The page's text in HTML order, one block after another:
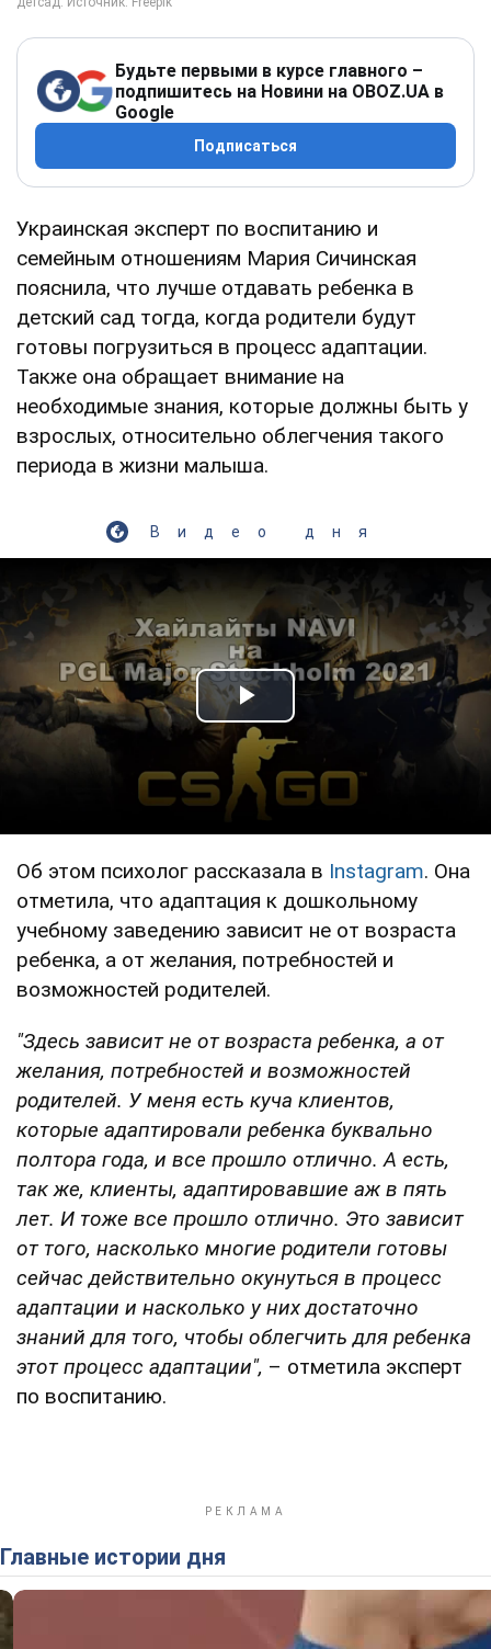
Будьте первыми в курсе главного –
подпишитесь на Новини на OBOZ.UA в
Google
Подписаться
Украинская эксперт по воспитанию и
семейным отношениям Мария Сичинская
пояснила, что лучше отдавать ребенка в
детский сад тогда, когда родители будут
готовы погрузиться в процесс адаптации.
Также она обращает внимание на
необходимые знания, которые должны быть у
взрослых, относительно облегчения такого
периода в жизни малыша.
Видео дня
Play Video
Об этом психолог рассказала в Instagram. Она
отметила, что адаптация к дошкольному
учебному заведению зависит не от возраста
ребенка, а от желания, потребностей и
возможностей родителей.
"Здесь зависит не от возраста ребенка, а от
желания, потребностей и возможностей
родителей. У меня есть куча клиентов,
которые адаптировали ребенка буквально
полтора года, и все прошло отлично. А есть,
так же, клиенты, адаптировавшие аж в пять
лет. И тоже все прошло отлично. Это зависит
от того, насколько многие родители готовы
сейчас действительно окунуться в процесс
адаптации и насколько у них достаточно
знаний для того, чтобы облегчить для ребенка
этот процесс адаптации", – отметила эксперт
по воспитанию.
Главные истории дня